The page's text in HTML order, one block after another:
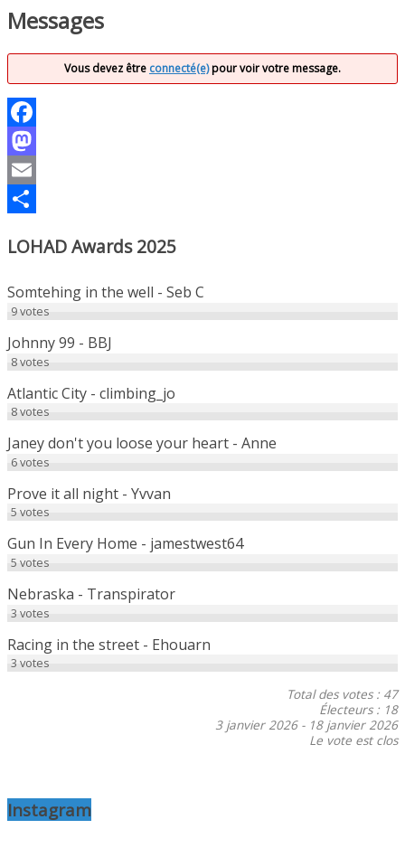
Messages
Vous devez être connecté(e)pour voir votre message.
Facebook
Mastodon
Email
LOHAD Awards 2025
Somtehing in the well - Seb C
9votes
Johnny 99 - BBJ
8votes
Atlantic City - climbing_jo
8votes
Janey don't you loose your heart - Anne
6votes
Prove it all night - Yvvan
5 votes
Gun In Every Home - jamestwest64
5 votes
Nebraska - Transpirator
3 votes
Racing in the street - Ehouarn
3 votes
Total des votes : 47
Électeurs : 18
3 janvier 2026- 18 janvier 2026
Le vote est clos
Instagram